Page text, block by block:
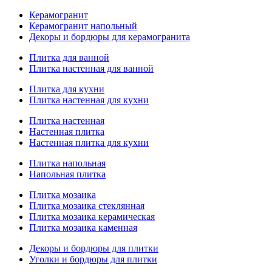
Керамогранит
Керамогранит напольный
Декоры и бордюры для керамогранита
Плитка для ванной
Плитка настенная для ванной
Плитка для кухни
Плитка настенная для кухни
Плитка настенная
Настенная плитка
Настенная плитка для кухни
Плитка напольная
Напольная плитка
Плитка мозаика
Плитка мозаика стеклянная
Плитка мозаика керамическая
Плитка мозаика каменная
Декоры и бордюры для плитки
Уголки и бордюры для плитки